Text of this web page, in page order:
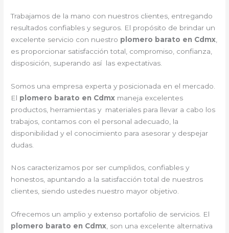
Trabajamos de la mano con nuestros clientes, entregando
resultados confiables y seguros. El propósito de brindar un
excelente servicio con nuestro plomero barato en Cdmx
es proporcionar satisfacción total, compromiso, confianza,
disposición, superando así las expectativas.
Somos una empresa experta y posicionada en el mercado.
El plomero barato en Cdmx maneja excelentes
productos, herramientas y materiales para llevar a cabo los
trabajos, contamos con el personal adecuado, la
disponibilidad y el conocimiento para asesorar y despejar
dudas.
Nos caracterizamos por ser cumplidos, confiables y
honestos, apuntando a la satisfacción total de nuestros
clientes, siendo ustedes nuestro mayor objetivo.
Ofrecemos un amplio y extenso portafolio de servicios. El
plomero barato en Cdmx, son una excelente alternativa